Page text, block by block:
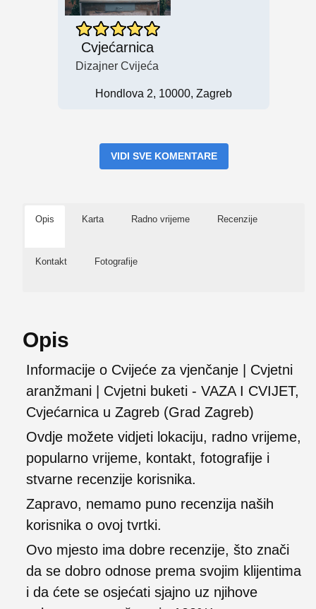
Cvjećarnica
Dizajner Cvijeća
Hondlova 2, 10000, Zagreb
VIDI SVE KOMENTARE
Opis Karta Radno vrijeme Recenzije
Kontakt Fotografije
Opis
Informacije o Cvijeće za vjenčanje | Cvjetni
aranžmani | Cvjetni buketi - VAZA I CVIJET,
Cvjećarnica u Zagreb (Grad Zagreb)
Ovdje možete vidjeti lokaciju, radno vrijeme,
popularno vrijeme, kontakt, fotografije i
stvarne recenzije korisnika.
Zapravo, nemamo puno recenzija naših
korisnika o ovoj tvrtki.
Ovo mjesto ima dobre recenzije, što znači
da se dobro odnose prema svojim klijentima
i da ćete se osjećati sjajno uz njihove